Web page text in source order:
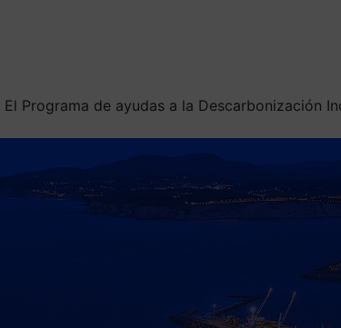
El Programa de ayudas a la Descarbonización